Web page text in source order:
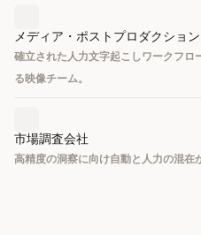
メディア・ポストプロダクション
確立された人力文字起こしワークフ
る映像チーム。
市場調査会社
高精度の洞察に向け自動と人力の混在